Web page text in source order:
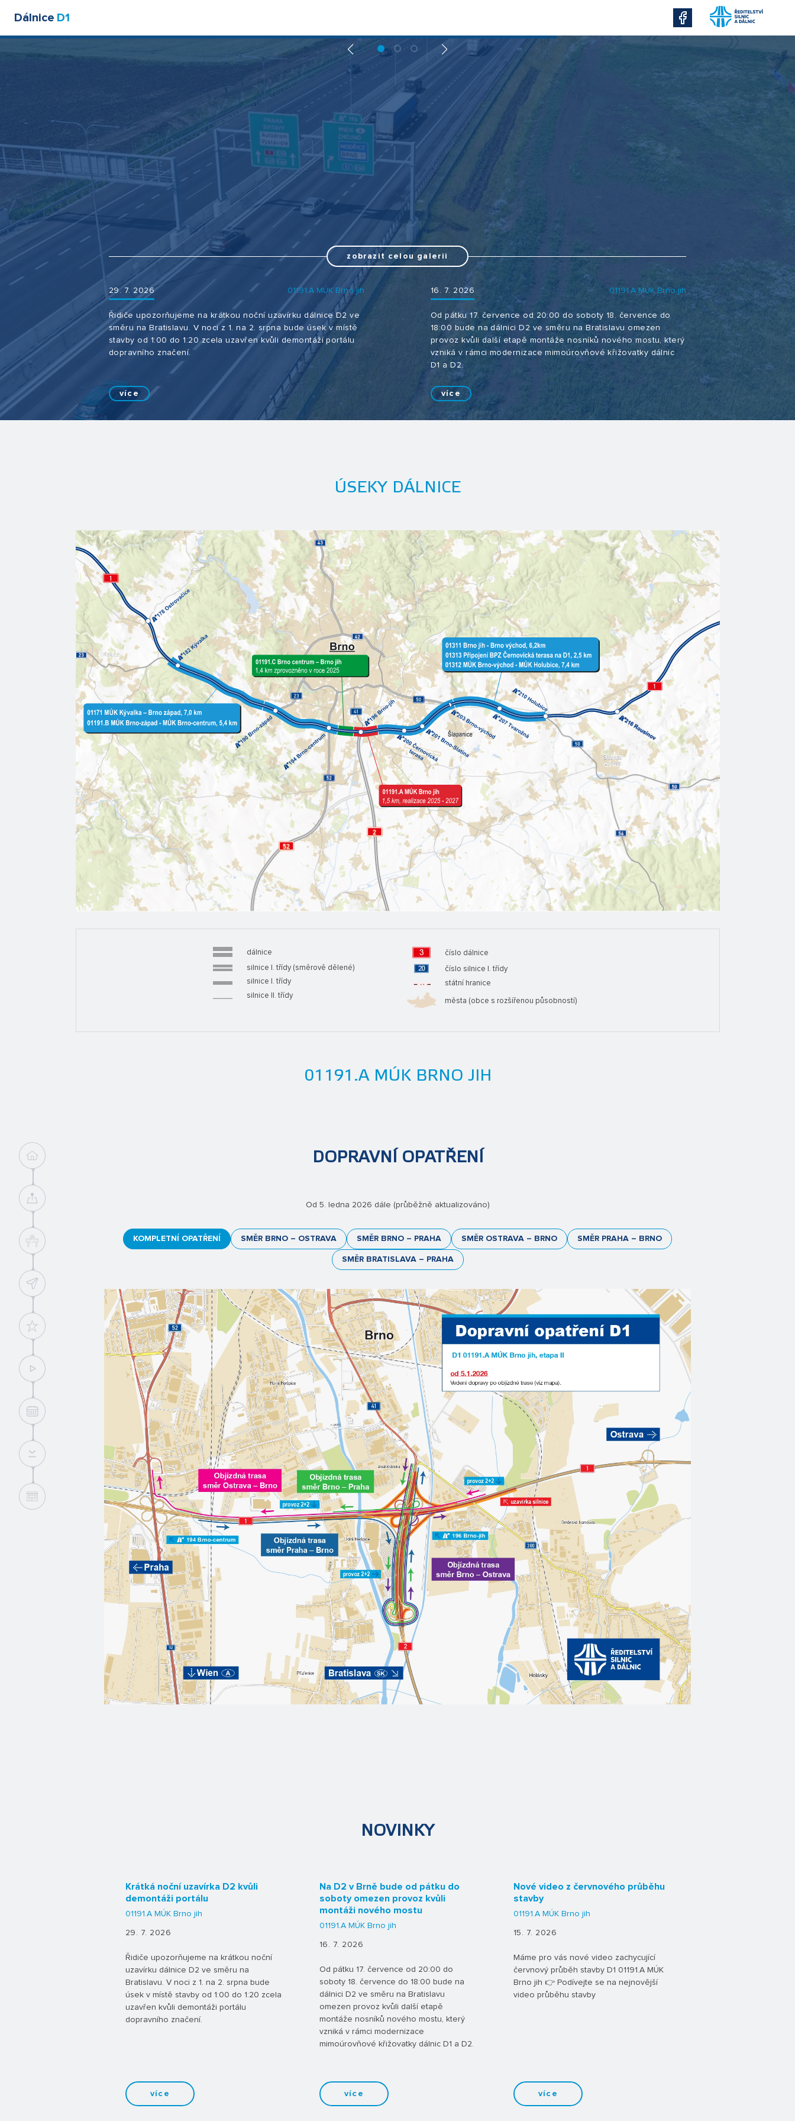
Dálnice D1
zobrazit celou galerii
29. 7. 2026 01191.A MÚK Brno jih
Řidiče upozorňujeme na krátkou noční uzavírku dálnice D2 ve
směru na Bratislavu. V noci z 1. na 2. srpna bude úsek v místě
stavby od 1:00 do 1:20 zcela uzavřen kvůli demontáži portálu
dopravního značení.
více
16. 7. 2026 01191.A MÚK Brno jih
Od pátku 17. července od 20:00 do soboty 18. července do
18:00 bude na dálnici D2 ve směru na Bratislavu omezen
provoz kvůli další etapě montáže nosníků nového mostu, který
vzniká v rámci modernizace mimoúrovňové křižovatky dálnic
D1 a D2.
více
ÚSEKY DÁLNICE
dálnice
silnice I. třídy (směrově dělené)
silnice I. třídy
silnice II. třídy
číslo dálnice
číslo silnice I. třídy
státní hranice
města (obce s rozšířenou působností)
01191.A MÚK BRNO JIH
DOPRAVNÍ OPATŘENÍ
Od 5. ledna 2026 dále (průběžně aktualizováno)
KOMPLETNÍ OPATŘENÍ SMĚR BRNO – OSTRAVA SMĚR BRNO – PRAHA SMĚR OSTRAVA – BRNO SMĚR PRAHA – BRNO
SMĚR BRATISLAVA – PRAHA
NOVINKY
Krátká noční uzavírka D2 kvůli
demontáži portálu
01191.A MÚK Brno jih
29. 7. 2026
Řidiče upozorňujeme na krátkou noční
uzavírku dálnice D2 ve směru na
Bratislavu. V noci z 1. na 2. srpna bude
úsek v místě stavby od 1:00 do 1:20 zcela
uzavřen kvůli demontáži portálu
dopravního značení.
více
Na D2 v Brně bude od pátku do
soboty omezen provoz kvůli
montáži nového mostu
01191.A MÚK Brno jih
16. 7. 2026
Od pátku 17. července od 20:00 do
soboty 18. července do 18:00 bude na
dálnici D2 ve směru na Bratislavu
omezen provoz kvůli další etapě
montáže nosníků nového mostu, který
vzniká v rámci modernizace
mimoúrovňové křižovatky dálnic D1 a D2.
více
Nové video z červnového průběhu
stavby
01191.A MÚK Brno jih
15. 7. 2026
Máme pro vás nové video zachycující
červnový průběh stavby D1 01191.A MÚK
Brno jih 👉 Podívejte se na nejnovější
video průběhu stavby
více